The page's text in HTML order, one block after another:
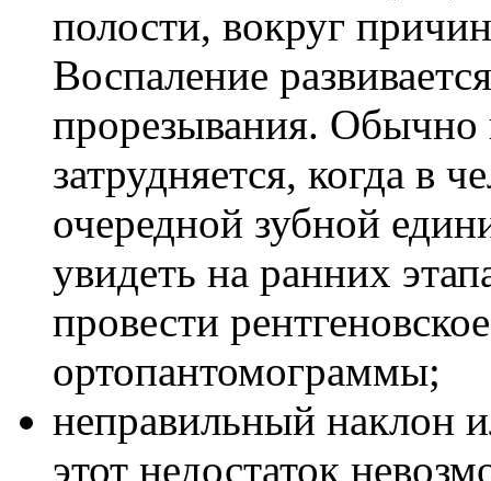
полости, вокруг
Воспаление
прорезывания. Обычно
затрудняется, когда в
очередной зубной
увидеть на ранних
провести
ортопантомограммы;
неправильный наклон
этот недостаток